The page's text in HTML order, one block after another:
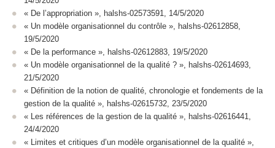
« De l’appropriation », halshs-02573591, 14/5/2020
« Un modèle organisationnel du contrôle », halshs-02612858,
19/5/2020
« De la performance », halshs-02612883, 19/5/2020
« Un modèle organisationnel de la qualité ? », halshs-02614693,
21/5/2020
« Définition de la notion de qualité, chronologie et fondements de la
gestion de la qualité », halshs-02615732, 23/5/2020
« Les références de la gestion de la qualité », halshs-02616441,
24/4/2020
« Limites et critiques d’un modèle organisationnel de la qualité »,